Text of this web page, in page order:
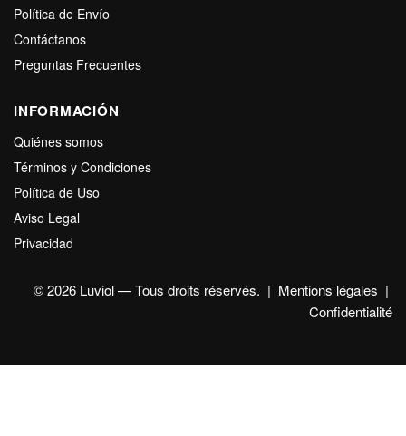
Política de Envío
Contáctanos
Preguntas Frecuentes
INFORMACIÓN
Quiénes somos
Términos y Condiciones
Política de Uso
Aviso Legal
Privacidad
© 2026 Luviol — Tous droits réservés. | Mentions légales |
Confidentialité